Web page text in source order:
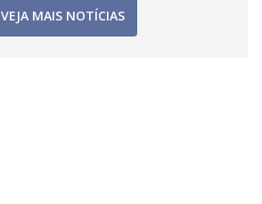
VEJA MAIS NOTÍCIAS